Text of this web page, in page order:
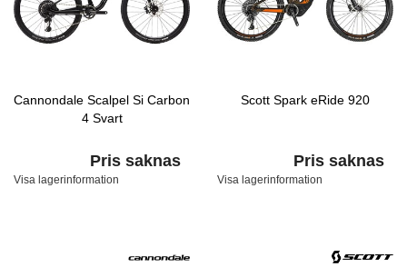
Cannondale Scalpel Si Carbon
4 Svart
Pris saknas
Visa lagerinformation
Scott Spark eRide 920
Pris saknas
Visa lagerinformation